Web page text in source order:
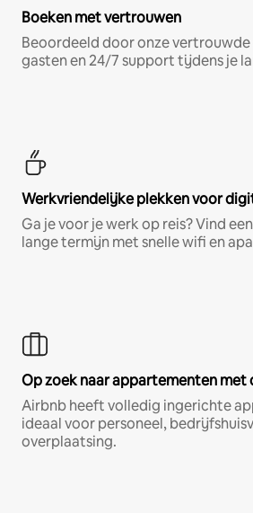
Boeken met vertrouwen
Beoordeeld door onze
gasten en 24/7 support tijdens je
Werkvriendelijke plekken voor
Ga je voor je werk op reis? Vind
lange termijn met snelle wifi en
Op zoek naar appartementen met
Airbnb heeft volledig ingerichte
ideaal voor personeel,
overplaatsing.